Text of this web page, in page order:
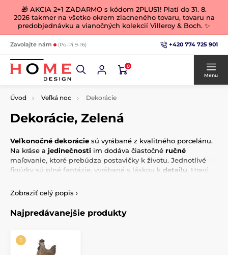
🎁 AKCIA 2+1 ZADARMO s kódom 2PLUS1! Platí do 31. 8.
2026 takmer na všetko okrem zlacneného tovaru, tovaru na
predobjednávku a vianočných kolekcií Villeroy & Boch. ✨
Zavolajte nám (Po-Pi 9-16) +420 774 725 901
0
Menu
Úvod Veľká noc Dekorácie
Dekorácie, Zelená
Veľkonočné dekorácie sú vyrábané z kvalitného porcelánu.
Na kráse a jedinečnosti im dodáva čiastočné ručné
maľovanie, ktoré prebúdza postavičky k životu. Jednotlivé
figúrky sú plné fantázie, vyrábané s láskou k detailu . Hraví
dušu aozdobili
vašu domácnosť v čase veľkonočných
sviatkov. A ak si zajačikmi zamilujete, môžu zdobiť váš
prestretý stôl aj počas celého roka.
Zobraziť celý popis ›
Najpredávanejšie produkty